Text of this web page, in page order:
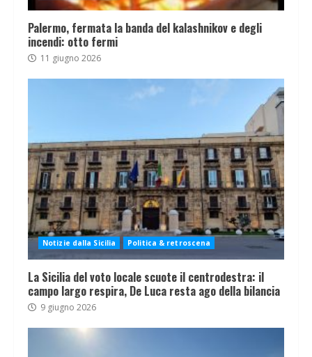
Palermo, fermata la banda del kalashnikov e degli
incendi: otto fermi
11 giugno 2026
Notizie dalla Sicilia Politica & retroscena
La Sicilia del voto locale scuote il centrodestra: il
campo largo respira, De Luca resta ago della bilancia
9 giugno 2026